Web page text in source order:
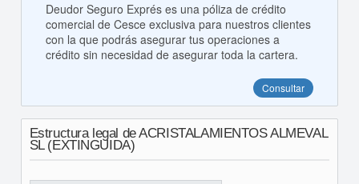
Deudor Seguro Exprés es una póliza de crédito
comercial de Cesce exclusiva para nuestros clientes
con la que podrás asegurar tus operaciones a
crédito sin necesidad de asegurar toda la cartera.
Consultar
Estructura legal de ACRISTALAMIENTOS ALMEVAL
SL (EXTINGUIDA)